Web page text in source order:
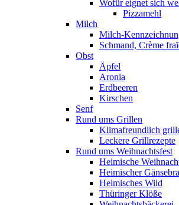
Wofür eignet sich
Pizzamehl
Milch
Milch-
Schmand, Crème
Obst
Äpfel
Aronia
Erdbeeren
Kirschen
Senf
Rund ums Grillen
Klimafreundlich
Leckere Grillrezepte
Rund ums Weihnachtsfest
Heimische
Heimischer
Heimisches Wild
Thüringer Klöße